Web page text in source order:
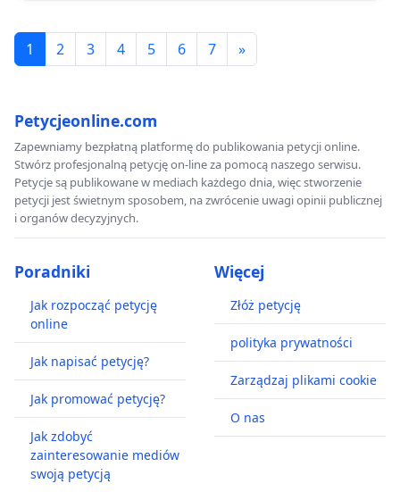
1 2 3 4 5 6 7 »
Petycjeonline.com
Zapewniamy bezpłatną platformę do publikowania petycji online.
Stwórz profesjonalną petycję on-line za pomocą naszego serwisu.
Petycje są publikowane w mediach każdego dnia, więc stworzenie
petycji jest świetnym sposobem, na zwrócenie uwagi opinii publicznej
i organów decyzyjnych.
Poradniki
Jak rozpocząć petycję
online
Jak napisać petycję?
Jak promować petycję?
Jak zdobyć
zainteresowanie mediów
swoją petycją
Więcej
Złóż petycję
polityka prywatności
Zarządzaj plikami cookie
O nas